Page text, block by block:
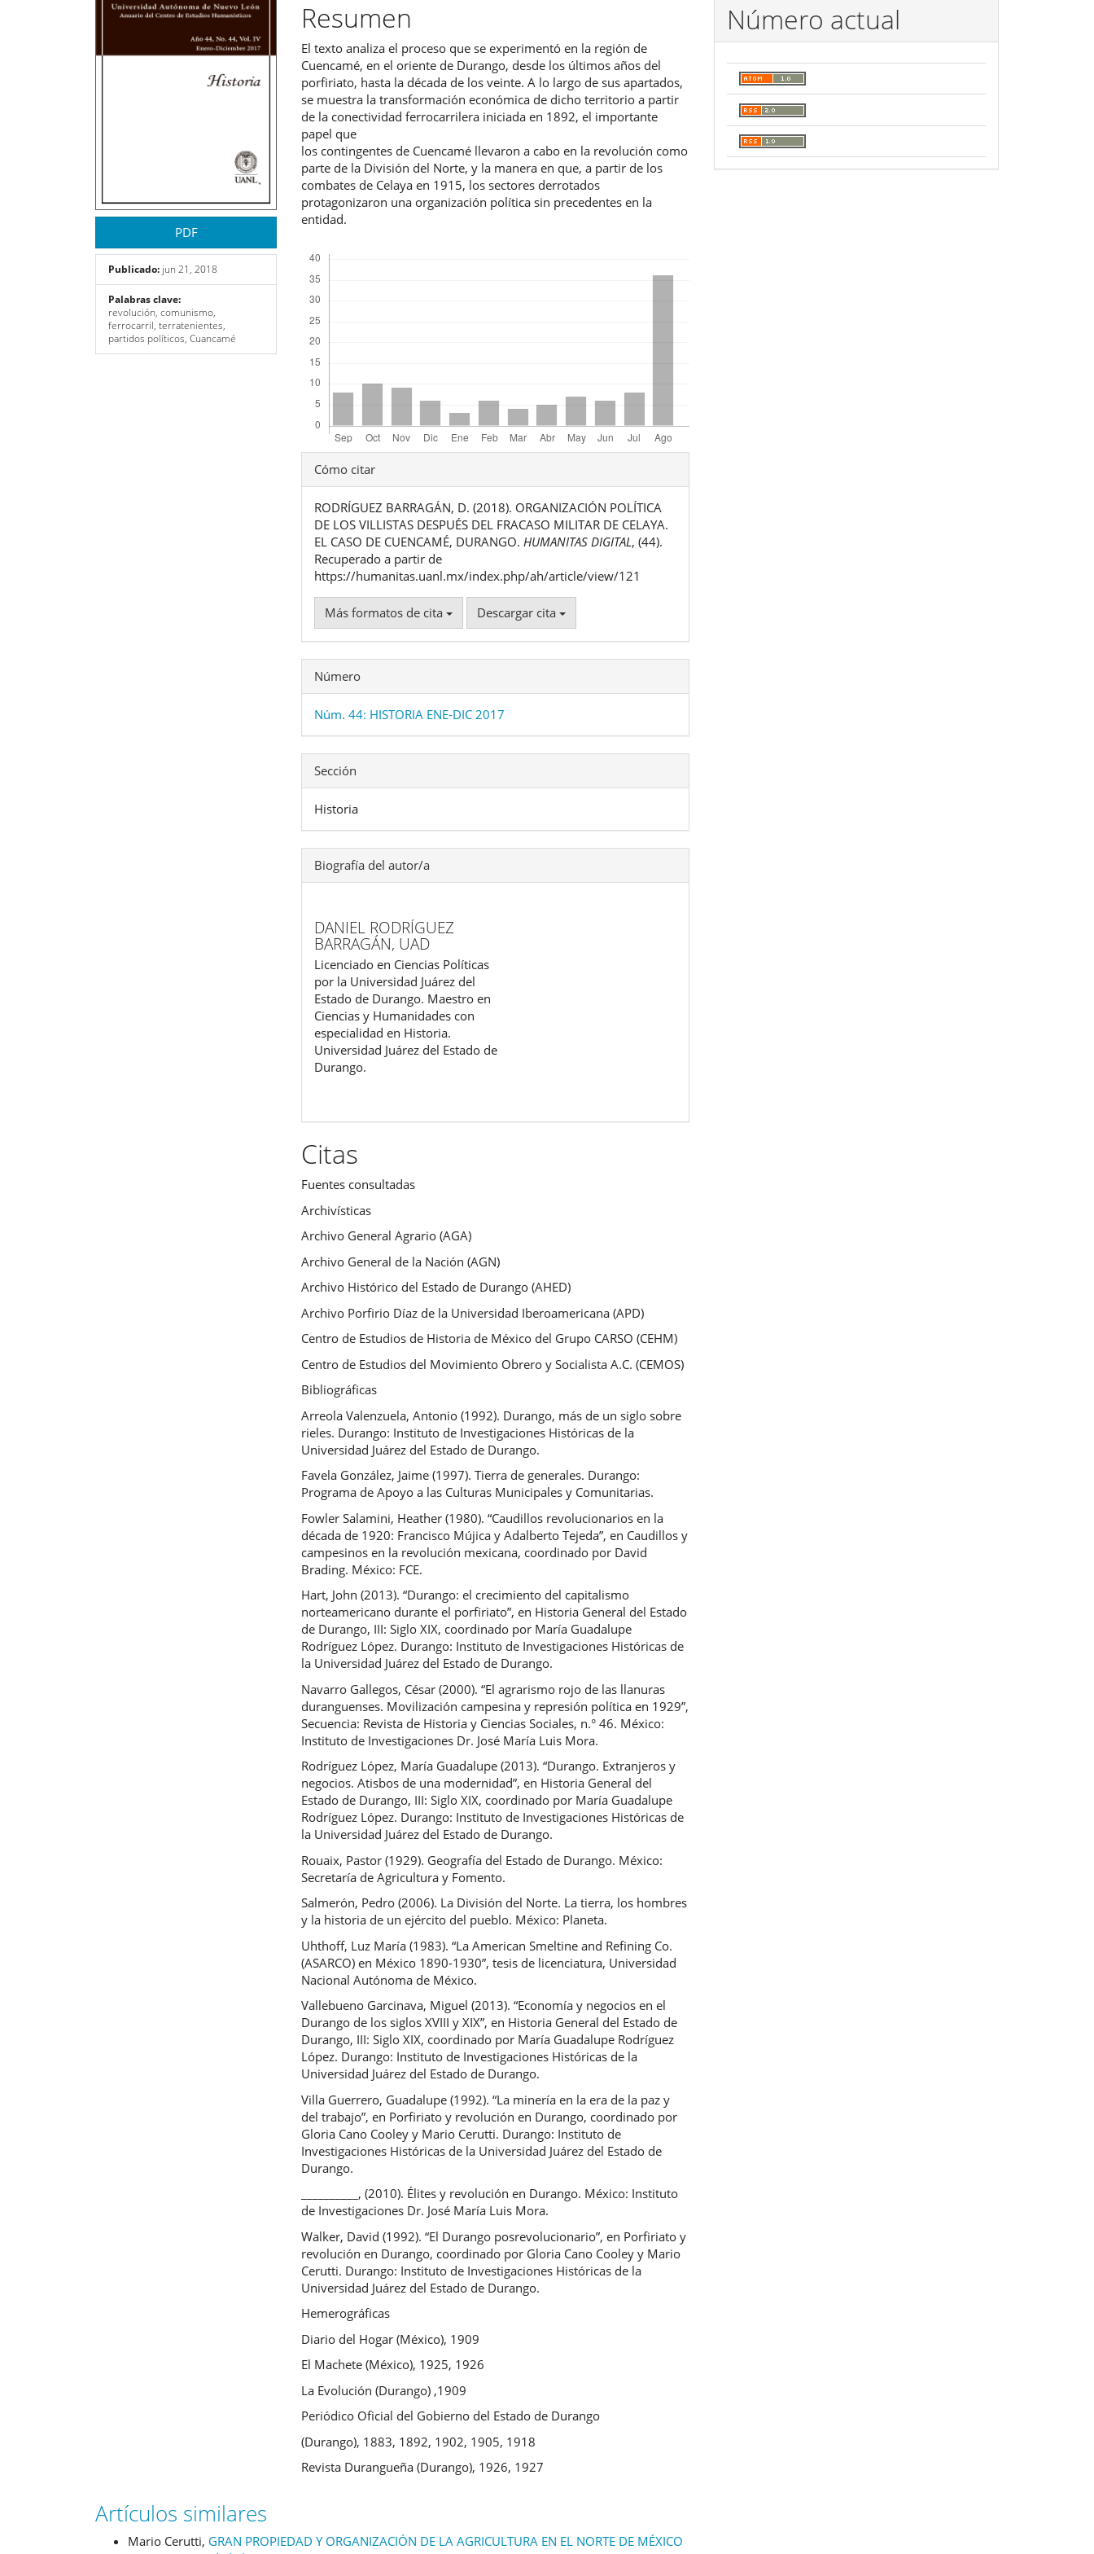
del
PDF
Publicado: jun 21, 2018
Palabras clave:
revolución, comunismo,
ferrocarril, terratenientes,
partidos políticos, Cuancamé
del
artículo
Resumen
El texto analiza el proceso que se experimentó en la región de
Cuencamé, en el oriente de Durango, desde los últimos años del
porfiriato, hasta la década de los veinte. A lo largo de sus apartados,
se muestra la transformación económica de dicho territorio a partir
de la conectividad ferrocarrilera iniciada en 1892, el importante
papel que
los contingentes de Cuencamé llevaron a cabo en la revolución como
parte de la División del Norte, y la manera en que, a partir de los
combates de Celaya en 1915, los sectores derrotados
protagonizaron una organización política sin precedentes en la
entidad.
Detalles
del
artículo
Cómo citar
RODRÍGUEZ BARRAGÁN, D. (2018). ORGANIZACIÓN POLÍTICA
DE LOS VILLISTAS DESPUÉS DEL FRACASO MILITAR DE CELAYA.
EL CASO DE CUENCAMÉ, DURANGO. HUMANITAS DIGITAL, (44).
Recuperado a partir de
https://humanitas.uanl.mx/index.php/ah/article/view/121
Más formatos de cita Descargar cita
Número
Núm. 44: HISTORIA ENE-DIC 2017
Sección
Historia
Biografía del autor/a
DANIEL RODRÍGUEZ
BARRAGÁN, UAD
Licenciado en Ciencias Políticas
por la Universidad Juárez del
Estado de Durango. Maestro en
Ciencias y Humanidades con
especialidad en Historia.
Universidad Juárez del Estado de
Durango.
Citas
Fuentes consultadas
Archivísticas
Archivo General Agrario (AGA)
Archivo General de la Nación (AGN)
Archivo Histórico del Estado de Durango (AHED)
Archivo Porfirio Díaz de la Universidad Iberoamericana (APD)
Centro de Estudios de Historia de México del Grupo CARSO (CEHM)
Centro de Estudios del Movimiento Obrero y Socialista A.C. (CEMOS)
Bibliográficas
Arreola Valenzuela, Antonio (1992). Durango, más de un siglo sobre
rieles. Durango: Instituto de Investigaciones Históricas de la
Universidad Juárez del Estado de Durango.
Favela González, Jaime (1997). Tierra de generales. Durango:
Programa de Apoyo a las Culturas Municipales y Comunitarias.
Fowler Salamini, Heather (1980). “Caudillos revolucionarios en la
década de 1920: Francisco Mújica y Adalberto Tejeda”, en Caudillos y
campesinos en la revolución mexicana, coordinado por David
Brading. México: FCE.
Hart, John (2013). “Durango: el crecimiento del capitalismo
norteamericano durante el porfiriato”, en Historia General del Estado
de Durango, III: Siglo XIX, coordinado por María Guadalupe
Rodríguez López. Durango: Instituto de Investigaciones Históricas de
la Universidad Juárez del Estado de Durango.
Navarro Gallegos, César (2000). “El agrarismo rojo de las llanuras
duranguenses. Movilización campesina y represión política en 1929”,
Secuencia: Revista de Historia y Ciencias Sociales, n.° 46. México:
Instituto de Investigaciones Dr. José María Luis Mora.
Rodríguez López, María Guadalupe (2013). “Durango. Extranjeros y
negocios. Atisbos de una modernidad”, en Historia General del
Estado de Durango, III: Siglo XIX, coordinado por María Guadalupe
Rodríguez López. Durango: Instituto de Investigaciones Históricas de
la Universidad Juárez del Estado de Durango.
Rouaix, Pastor (1929). Geografía del Estado de Durango. México:
Secretaría de Agricultura y Fomento.
Salmerón, Pedro (2006). La División del Norte. La tierra, los hombres
y la historia de un ejército del pueblo. México: Planeta.
Uhthoff, Luz María (1983). “La American Smeltine and Refining Co.
(ASARCO) en México 1890-1930”, tesis de licenciatura, Universidad
Nacional Autónoma de México.
Vallebueno Garcinava, Miguel (2013). “Economía y negocios en el
Durango de los siglos XVIII y XIX”, en Historia General del Estado de
Durango, III: Siglo XIX, coordinado por María Guadalupe Rodríguez
López. Durango: Instituto de Investigaciones Históricas de la
Universidad Juárez del Estado de Durango.
Villa Guerrero, Guadalupe (1992). “La minería en la era de la paz y
del trabajo”, en Porfiriato y revolución en Durango, coordinado por
Gloria Cano Cooley y Mario Cerutti. Durango: Instituto de
Investigaciones Históricas de la Universidad Juárez del Estado de
Durango.
__________, (2010). Élites y revolución en Durango. México: Instituto
de Investigaciones Dr. José María Luis Mora.
Walker, David (1992). “El Durango posrevolucionario”, en Porfiriato y
revolución en Durango, coordinado por Gloria Cano Cooley y Mario
Cerutti. Durango: Instituto de Investigaciones Históricas de la
Universidad Juárez del Estado de Durango.
Hemerográficas
Diario del Hogar (México), 1909
El Machete (México), 1925, 1926
La Evolución (Durango) ,1909
Periódico Oficial del Gobierno del Estado de Durango
(Durango), 1883, 1892, 1902, 1905, 1918
Revista Durangueña (Durango), 1926, 1927
Artículos similares
Mario Cerutti, GRAN PROPIEDAD Y ORGANIZACIÓN DE LA AGRICULTURA EN EL NORTE DE MÉXICO
Número actual